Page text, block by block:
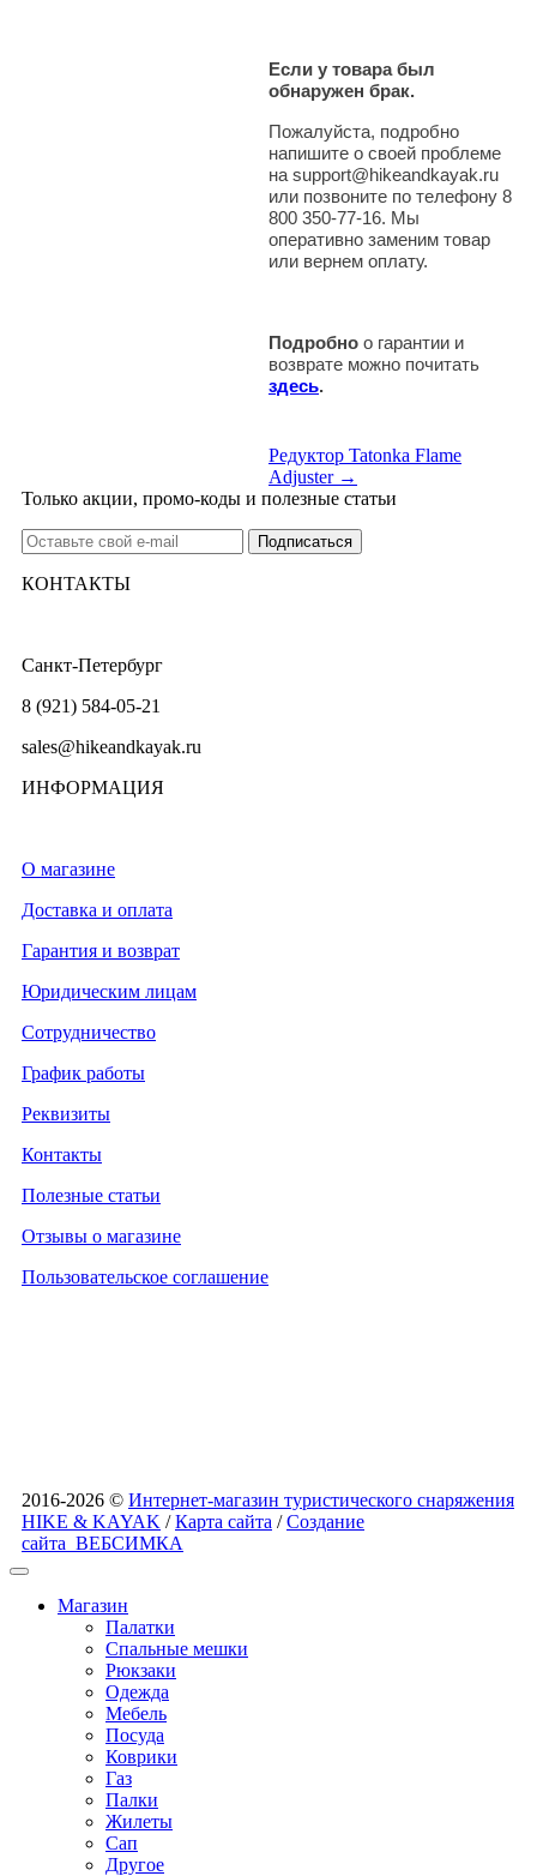
Если у товара был
обнаружен брак.
Пожалуйста, подробно
напишите о своей проблеме
на support@hikeandkayak.ru
или позвоните по телефону 8
800 350-77-16. Мы
оперативно заменим товар
или вернем оплату.
Подробно о гарантии и
возврате можно почитать
здесь.
Редуктор Tatonka Flame
Adjuster →
Только акции, промо-коды и полезные статьи
КОНТАКТЫ
Санкт-Петербург
8 (921) 584-05-21
sales@hikeandkayak.ru
ИНФОРМАЦИЯ
О магазине
Доставка и оплата
Гарантия и возврат
Юридическим лицам
Сотрудничество
График работы
Реквизиты
Контакты
Полезные статьи
Отзывы о магазине
Пользовательское соглашение
2016-2026 © Интернет-магазин туристического снаряжения
HIKE & KAYAK /Карта сайта /Создание
сайта ВЕБСИМКА
Магазин
Палатки
Спальные мешки
Рюкзаки
Одежда
Мебель
Посуда
Коврики
Газ
Палки
Жилеты
Сап
Другое